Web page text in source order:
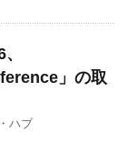
」の取
ハブ